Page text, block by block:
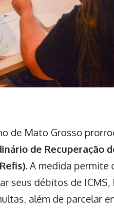
de Mato Grosso
de Recuperação
A medida permite
seus débitos de
além de parcelar